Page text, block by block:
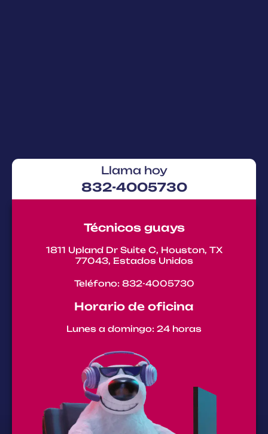
Llama hoy
832-4005730
Técnicos guays
1811 Upland Dr Suite C, Houston, TX
77043, Estados Unidos
Teléfono: 832-4005730
Horario de oficina
Lunes a domingo: 24 horas